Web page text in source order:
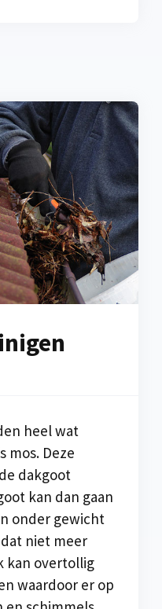
heel wat
mos. Deze
dakgoot
kan dan gaan
onder gewicht
niet meer
kan overtollig
waardoor er op